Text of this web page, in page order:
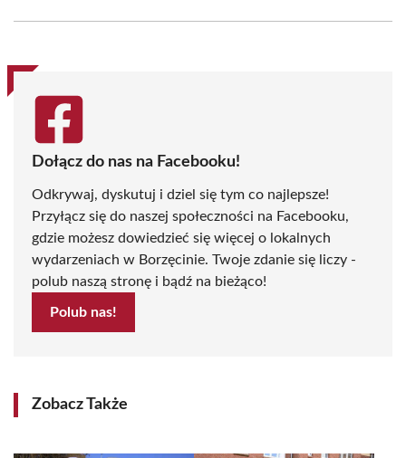
(Twitter)
Dołącz do nas na Facebooku!
Odkrywaj, dyskutuj i dziel się tym co najlepsze!
Przyłącz się do naszej społeczności na Facebooku,
gdzie możesz dowiedzieć się więcej o lokalnych
wydarzeniach w Borzęcinie. Twoje zdanie się liczy -
polub naszą stronę i bądź na bieżąco!
Polub nas!
Zobacz Także